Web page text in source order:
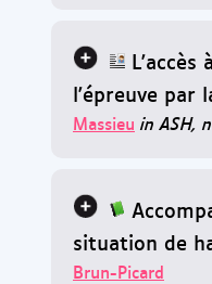
L'accès
l'épreuve par
Massieu in ASH,
situation de
Brun-Picard